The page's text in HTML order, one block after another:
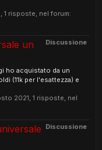
, 1 risposte, nel forum:
Discussione
un
ho acquistato da un
(11k per l'esattezza) e
2021, 1 risposte, nel
Discussione